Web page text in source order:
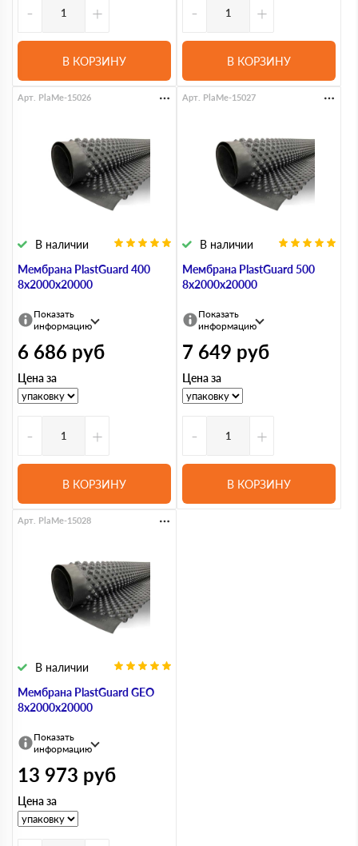
- +
В КОРЗИНУ
- +
В КОРЗИНУ
Мембрана PlastGuard 400
8х2000х20000
В наличии
Арт. PlaMe-15026
Показать
информацию
6 686 руб
Цена за
- +
В КОРЗИНУ
Мембрана PlastGuard 500
8х2000х20000
В наличии
Арт. PlaMe-15027
Показать
информацию
7 649 руб
Цена за
- +
В КОРЗИНУ
Мембрана PlastGuard GEO
8х2000х20000
В наличии
Арт. PlaMe-15028
Показать
информацию
13 973 руб
Цена за